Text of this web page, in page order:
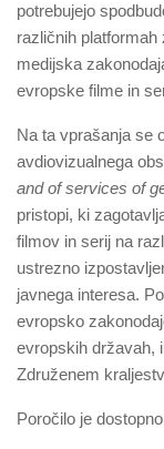
potrebujejo
različnih
medijska
evropske filme in
Na ta vprašanja se
avdiovizualnega
and of services of
pristopi, ki
filmov in serij na
ustrezno
javnega interesa.
evropsko
evropskih državah,
Združenem
Poročilo je